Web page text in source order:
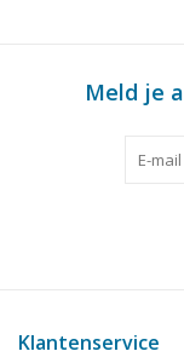
Meld je
Klantenservice